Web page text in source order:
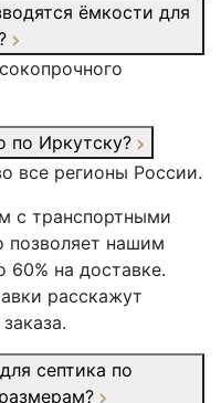
ёмкости для
по Иркутску?
все регионы России.
с транспортными
позволяет нашим
60% на доставке.
расскажут
септика по